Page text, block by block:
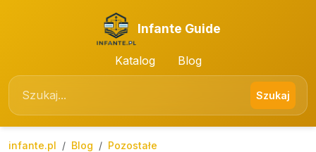
Infante Guide
Katalog Blog
Szukaj
infante.pl Blog Pozostałe